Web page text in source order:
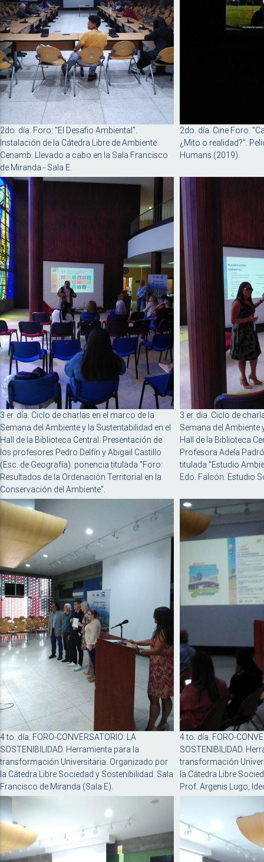
2do. día. Foro: "El Desafio Ambiental".
Instalación de la Cátedra Libre de Ambiente
Cenamb. Llevado a cabo en la Sala Francisco
de Miranda - Sala E.
2do. día. Cine Foro.
¿Mito o realidad?".
Humans (2019).
3 er. día. Ciclo de charlas en el marco de la
Semana del Ambiente y la Sustentabilidad en el
Hall de la Biblioteca Central. Presentación de
los profesores Pedro Delfín y Abigail Castillo
(Esc. de Geografía). ponencia titulada "Foro:
Resultados de la Ordenación Territorial en la
Conservación del Ambiente".
3 er. día. Ciclo de
Semana del Ambiente
Hall de la Biblioteca
Profesora Adela
titulada "Estudio
Edo. Falcón. Estudio
4 to. día. FORO-CONVERSATORIO: LA
SOSTENIBILIDAD. Herramienta para la
transformación Universitaria. Organizado por
la Cátedra Libre Sociedad y Sostenibilidad. Sala
Francisco de Miranda (Sala E).
4 to. día. FORO-
SOSTENIBILIDAD.
transformación
la Cátedra Libre
Prof. Argenis Lugo,